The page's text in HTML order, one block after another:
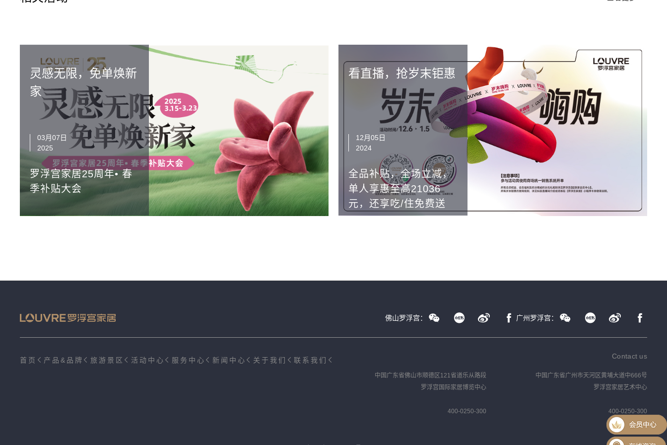
灵感无限，免单焕新
家
03月07日
2025
罗浮宫家居25周年• 春
季补贴大会
看直播，抢岁末钜惠
12月05日
2024
全品补贴，全场立减，
单人享惠至高21036
元，还享吃/住免费送
佛山罗浮宫： 广州罗浮宫：
首页 产品&品牌 旅游景区 活动中心 服务中心 新闻中心 关于我们 联系我们 Contact us
中国广东省佛山市顺德区121省道乐从路段
罗浮宫国际家居博览中心
400-0250-300
中国广东省广州市天河区黄埔大道中666号
罗浮宫家居艺术中心
400-0250-300